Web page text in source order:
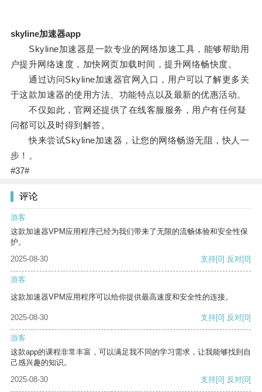
skyline加速器app
Skyline加速器是一款专业的网络加速工具，能够帮助用
户提升网络速度，加快网页加载时间，提升网络畅快度。
通过访问Skyline加速器官网入口，用户可以了解更多关
于这款加速器的使用方法、功能特点以及最新的优惠活动。
不仅如此，官网还提供了在线客服服务，用户有任何疑
问都可以及时得到解答。
快来尝试Skyline加速器，让您的网络畅游无阻，快人一
步！。
#37#
评论
游客
这款加速器VPM应用程序已经为我们带来了无限的流畅体验和安全性保
护。
2025-08-30
支持[0] 反对[0]
游客
这款加速器VPM应用程序可以给你提供最高速度和安全性的连接。
2025-08-30 支持[0] 反对[0]
游客
这款app的课程非常丰富，可以满足我不同的学习需求，让我能够找到自
己感兴趣的知识。
2025-08-30
支持[0] 反对[0]